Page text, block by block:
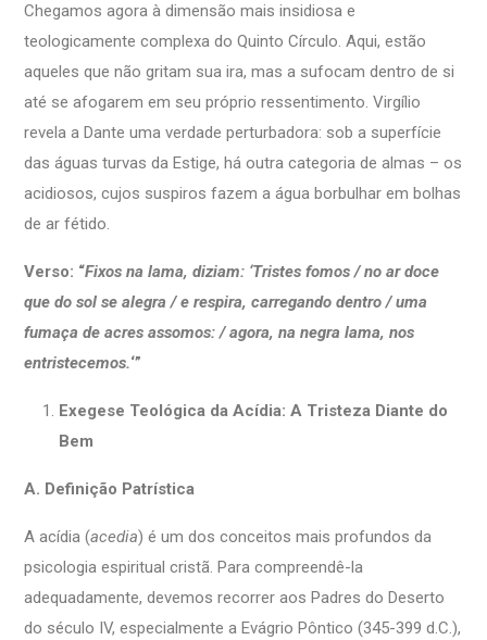
Chegamos agora à dimensão mais insidiosa e
teologicamente complexa do Quinto Círculo. Aqui, estão
aqueles que não gritam sua ira, mas a sufocam dentro de si
até se afogarem em seu próprio ressentimento. Virgílio
revela a Dante uma verdade perturbadora: sob a superfície
das águas turvas da Estige, há outra categoria de almas – os
acidiosos, cujos suspiros fazem a água borbulhar em bolhas
de ar fétido.
Verso: “Fixos na lama, diziam: ‘Tristes fomos / no ar doce
que do sol se alegra / e respira, carregando dentro / uma
fumaça de acres assomos: / agora, na negra lama, nos
entristecemos.‘”
Exegese Teológica da Acídia: A Tristeza Diante do
Bem
A. Definição Patrística
A acídia (acedia) é um dos conceitos mais profundos da
psicologia espiritual cristã. Para compreendê-la
adequadamente, devemos recorrer aos Padres do Deserto
do século IV, especialmente a Evágrio Pôntico (345-399 d.C.),